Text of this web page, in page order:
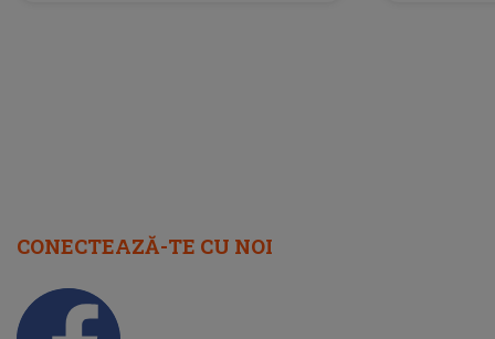
CONECTEAZĂ-TE CU NOI